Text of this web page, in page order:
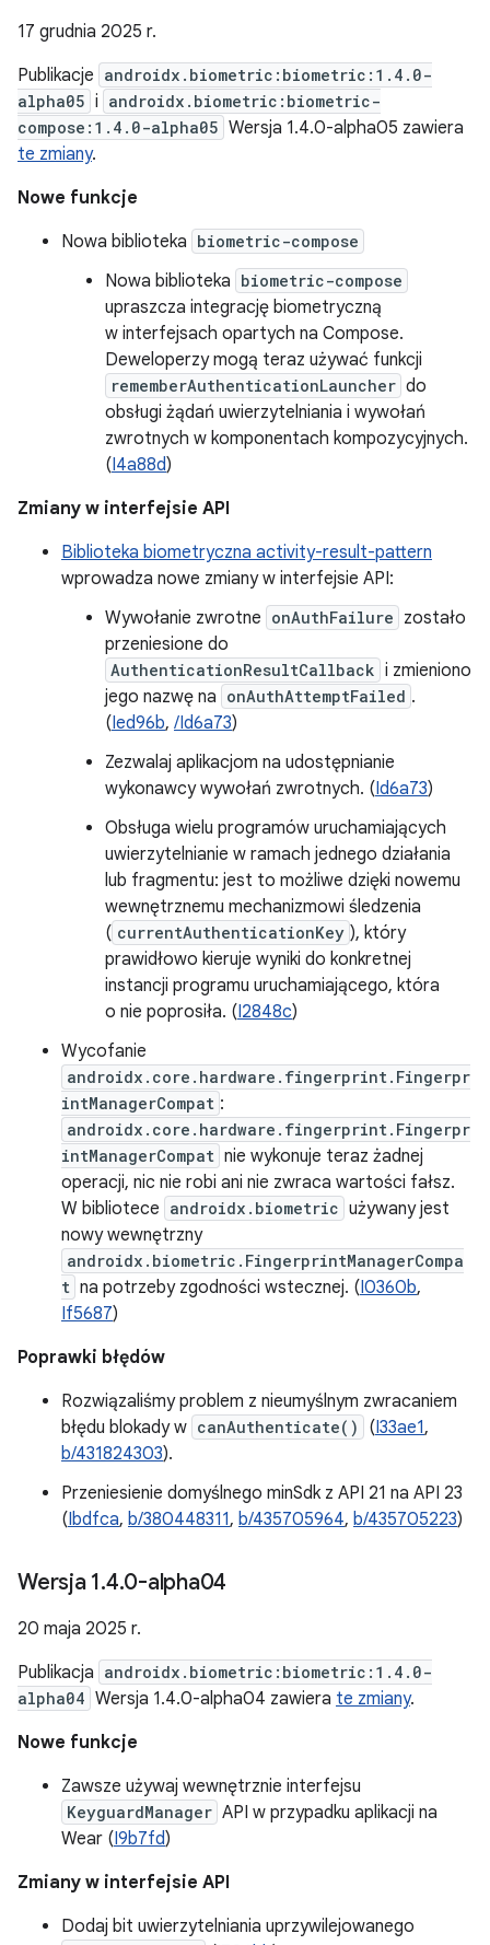
17 grudnia 2025 r.
Publikacje androidx.biometric:biometric:1.4.0-
alpha05 i androidx.biometric:biometric-
compose:1.4.0-alpha05 Wersja 1.4.0-alpha05 zawiera
te zmiany.
Nowe funkcje
Nowa biblioteka biometric-compose
Nowa biblioteka biometric-compose
upraszcza integrację biometryczną
w interfejsach opartych na Compose.
Deweloperzy mogą teraz używać funkcji
rememberAuthenticationLauncher do
obsługi żądań uwierzytelniania i wywołań
zwrotnych w komponentach kompozycyjnych.
(I4a88d)
Zmiany w interfejsie API
Biblioteka biometryczna activity-result-pattern
wprowadza nowe zmiany w interfejsie API:
Wywołanie zwrotne onAuthFailure zostało
przeniesione do
AuthenticationResultCallback i zmieniono
jego nazwę na onAuthAttemptFailed .
(Ied96b, /Id6a73)
Zezwalaj aplikacjom na udostępnianie
wykonawcy wywołań zwrotnych. (Id6a73)
Obsługa wielu programów uruchamiających
uwierzytelnianie w ramach jednego działania
lub fragmentu: jest to możliwe dzięki nowemu
wewnętrznemu mechanizmowi śledzenia
( currentAuthenticationKey ), który
prawidłowo kieruje wyniki do konkretnej
instancji programu uruchamiającego, która
o nie poprosiła. (I2848c)
Wycofanie
androidx.core.hardware.fingerprint.Fingerpr
intManagerCompat :
androidx.core.hardware.fingerprint.Fingerpr
intManagerCompat nie wykonuje teraz żadnej
operacji, nic nie robi ani nie zwraca wartości fałsz.
W bibliotece androidx.biometric używany jest
nowy wewnętrzny
androidx.biometric.FingerprintManagerCompa
t na potrzeby zgodności wstecznej. (I0360b,
If5687)
Poprawki błędów
Rozwiązaliśmy problem z nieumyślnym zwracaniem
błędu blokady w canAuthenticate() (I33ae1,
b/431824303).
Przeniesienie domyślnego minSdk z API 21 na API 23
(Ibdfca, b/380448311, b/435705964, b/435705223)
Wersja 1.4.0-alpha04
20 maja 2025 r.
Publikacja androidx.biometric:biometric:1.4.0-
alpha04 Wersja 1.4.0-alpha04 zawiera te zmiany.
Nowe funkcje
Zawsze używaj wewnętrznie interfejsu
KeyguardManager API w przypadku aplikacji na
Wear (I9b7fd)
Zmiany w interfejsie API
Dodaj bit uwierzytelniania uprzywilejowanego